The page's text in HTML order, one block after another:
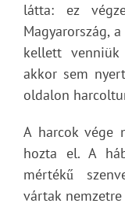
látta: ez
Magyarország,
kellett venniük
akkor sem
oldalon
A harcok vége
hozta el. A
mértékű
vártak